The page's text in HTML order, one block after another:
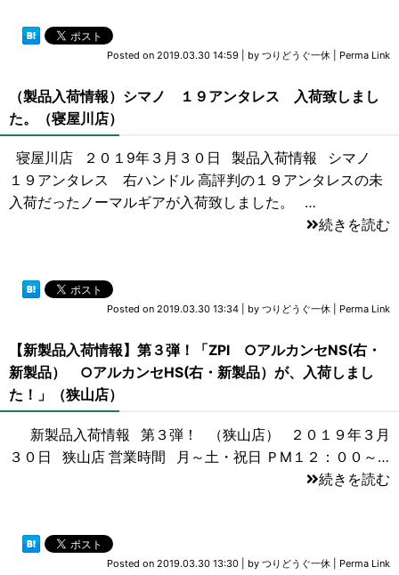
Posted on 2019.03.30 14:59 by つりどうぐ一休 Perma Link
（製品入荷情報）シマノ １９アンタレス 入荷致しまし
た。（寝屋川店）
寝屋川店 ２０１9年３月３０日 製品入荷情報 シマノ
１９アンタレス 右ハンドル 高評判の１９アンタレスの未
入荷だったノーマルギアが入荷致しました。 …
続きを読む
Posted on 2019.03.30 13:34 by つりどうぐ一休 Perma Link
【新製品入荷情報】第３弾！「ZPI ○アルカンセNS(右・
新製品） ○アルカンセHS(右・新製品）が、入荷しまし
た！」（狭山店）
新製品入荷情報 第３弾！ （狭山店） ２０１９年３月
３０日 狭山店 営業時間 月～土・祝日 ＰM１２：００～…
続きを読む
Posted on 2019.03.30 13:30 by つりどうぐ一休 Perma Link